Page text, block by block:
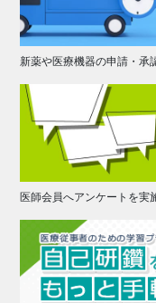
新薬や医療機器の申請・承
医師会員へアンケートを実